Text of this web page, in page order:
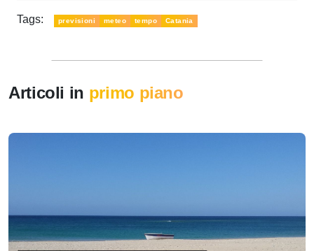
Tags: previsioni meteo tempo Catania
Articoli in primo piano